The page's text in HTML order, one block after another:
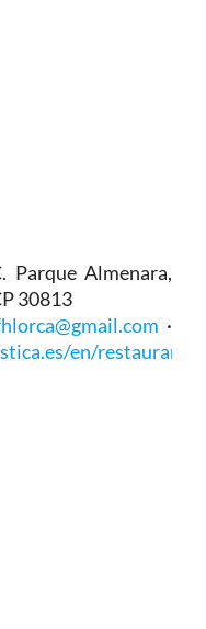
Parque Almenara,
30813
·
en/restaurant/